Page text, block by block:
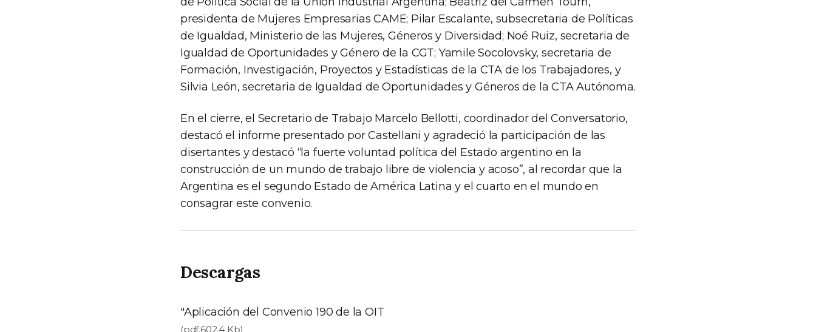
presidenta de Mujeres Empresarias CAME; Pilar Escalante​, subsecretaria de Políticas
de Igualdad, Ministerio de las Mujeres, Géneros y Diversidad; Noé Ruiz, ​secretaria de
Igualdad de Oportunidades y Género de la CGT; Yamile Socolovsky, secretaria de
Formación, Investigación, Proyectos y Estadísticas de la CTA de los Trabajadores, y
Silvia León, secretaria de Igualdad de Oportunidades y Géneros de la CTA Autónoma.
En el cierre, el Secretario de Trabajo Marcelo Bellotti,​ coordinador del Conversatorio,
destacó el informe presentado por Castellani y agradeció la participación de las
disertantes y destacó “la fuerte voluntad política del Estado argentino en la
construcción de un mundo de trabajo libre de violencia y acoso”, al recordar que la
Argentina es el segundo Estado de América Latina y el cuarto en el mundo en
consagrar este convenio.
Descargas
"Aplicación del Convenio 190 de la OIT
(pdf,602.4 Kb)